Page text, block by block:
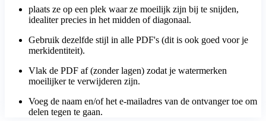
plaats ze op een plek waar ze moeilijk zijn bij te snijden,
idealiter precies in het midden of diagonaal.
Gebruik dezelfde stijl in alle PDF's (dit is ook goed voor je
merkidentiteit).
Vlak de PDF af (zonder lagen) zodat je watermerken
moeilijker te verwijderen zijn.
Voeg de naam en/of het e-mailadres van de ontvanger toe om
delen tegen te gaan.